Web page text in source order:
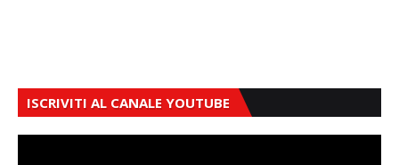
ISCRIVITI AL CANALE YOUTUBE